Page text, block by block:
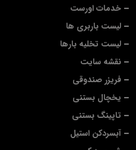
خدمات اورست
لیست باربری ها
لیست تخلیه بارها
نقشه سایت
فریزر صندوقی
یخچال بستنی
تاپینگ بستنی
آبسردکن استیل